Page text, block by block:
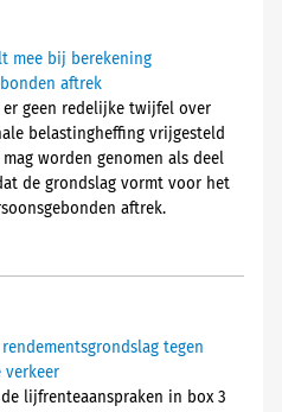
mee bij berekening
aftrek
er geen redelijke twijfel over
belastingheffing vrijgesteld
worden genomen als deel
de grondslag vormt voor het
aftrek.
tegen
verkeer
lijfrenteaanspraken in box 3